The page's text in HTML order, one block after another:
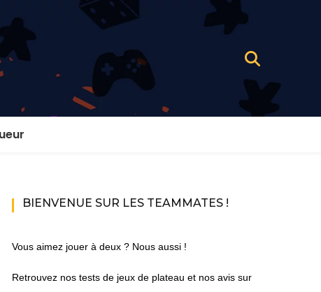
BIENVENUE SUR LES TEAMMATES !
Vous aimez jouer à deux ? Nous aussi !
Retrouvez nos tests de jeux de plateau et nos avis sur